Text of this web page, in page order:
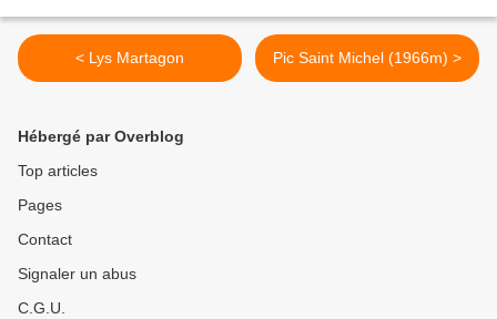
< Lys Martagon Pic Saint Michel (1966m) >
Hébergé par Overblog
Top articles
Pages
Contact
Signaler un abus
C.G.U.